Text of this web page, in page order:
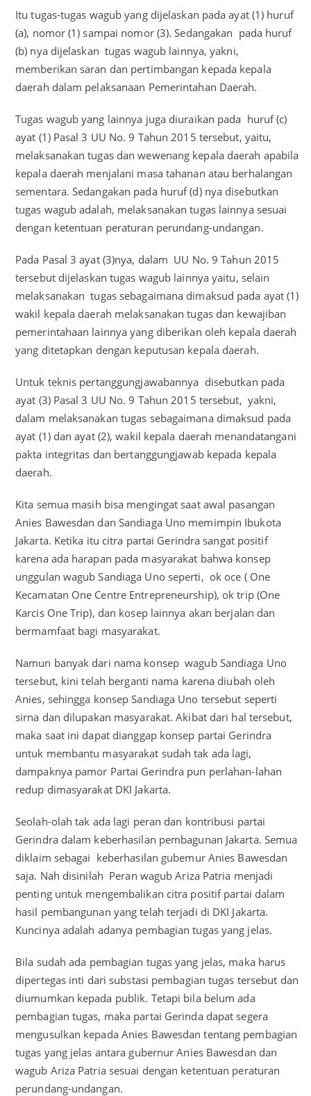
Itu tugas-tugas wagub yang dijelaskan pada ayat (1) huruf
(a), nomor (1) sampai nomor (3). Sedangakan pada huruf
(b) nya dijelaskan tugas wagub lainnya, yakni,
memberikan saran dan pertimbangan kepada kepala
daerah dalam pelaksanaan Pemerintahan Daerah.
Tugas wagub yang lainnya juga diuraikan pada huruf (c)
ayat (1) Pasal 3 UU No. 9 Tahun 2015 tersebut, yaitu,
melaksanakan tugas dan wewenang kepala daerah apabila
kepala daerah menjalani masa tahanan atau berhalangan
sementara. Sedangakan pada huruf (d) nya disebutkan
tugas wagub adalah, melaksanakan tugas lainnya sesuai
dengan ketentuan peraturan perundang-undangan.
Pada Pasal 3 ayat (3)nya, dalam UU No. 9 Tahun 2015
tersebut dijelaskan tugas wagub lainnya yaitu, selain
melaksanakan tugas sebagaimana dimaksud pada ayat (1)
wakil kepala daerah melaksanakan tugas dan kewajiban
pemerintahaan lainnya yang diberikan oleh kepala daerah
yang ditetapkan dengan keputusan kepala daerah.
Untuk teknis pertanggungjawabannya disebutkan pada
ayat (3) Pasal 3 UU No. 9 Tahun 2015 tersebut, yakni,
dalam melaksanakan tugas sebagaimana dimaksud pada
ayat (1) dan ayat (2), wakil kepala daerah menandatangani
pakta integritas dan bertanggungjawab kepada kepala
daerah.
Kita semua masih bisa mengingat saat awal pasangan
Anies Bawesdan dan Sandiaga Uno memimpin Ibukota
Jakarta. Ketika itu citra partai Gerindra sangat positif
karena ada harapan pada masyarakat bahwa konsep
unggulan wagub Sandiaga Uno seperti, ok oce ( One
Kecamatan One Centre Entrepreneurship), ok trip (One
Karcis One Trip), dan kosep lainnya akan berjalan dan
bermamfaat bagi masyarakat.
Namun banyak dari nama konsep wagub Sandiaga Uno
tersebut, kini telah berganti nama karena diubah oleh
Anies, sehingga konsep Sandiaga Uno tersebut seperti
sirna dan dilupakan masyarakat. Akibat dari hal tersebut,
maka saat ini dapat dianggap konsep partai Gerindra
untuk membantu masyarakat sudah tak ada lagi,
dampaknya pamor Partai Gerindra pun perlahan-lahan
redup dimasyarakat DKI Jakarta.
Seolah-olah tak ada lagi peran dan kontribusi partai
Gerindra dalam keberhasilan pembagunan Jakarta. Semua
diklaim sebagai keberhasilan gubemur Anies Bawesdan
saja. Nah disinilah Peran wagub Ariza Patria menjadi
penting untuk mengembalikan citra positif partai dalam
hasil pembangunan yang telah terjadi di DKI Jakarta.
Kuncinya adalah adanya pembagian tugas yang jelas.
Bila sudah ada pembagian tugas yang jelas, maka harus
dipertegas inti dari substasi pembagian tugas tersebut dan
diumumkan kepada publik. Tetapi bila belum ada
pembagian tugas, maka partai Gerinda dapat segera
mengusulkan kepada Anies Bawesdan tentang pembagian
tugas yang jelas antara gubernur Anies Bawesdan dan
wagub Ariza Patria sesuai dengan ketentuan peraturan
perundang-undangan.